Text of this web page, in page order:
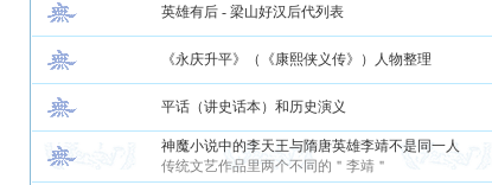
英雄有后 - 梁山好汉后代列表
《永庆升平》（《康熙侠义传》）人物整理
平话（讲史话本）和历史演义
神魔小说中的李天王与隋唐英雄李靖不是同一人
传统文艺作品里两个不同的＂李靖＂